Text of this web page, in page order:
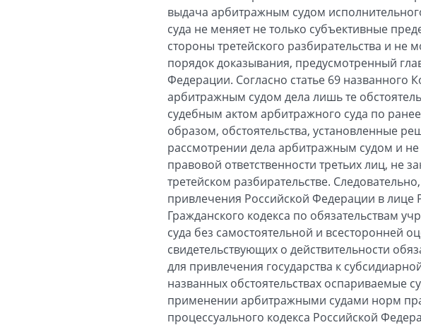
выдача арбитражным судом
суда не меняет не только субъективные
стороны третейского разбирательства и не
порядок доказывания, предусмотренный
Федерации. Согласно статье 69 названного
арбитражным судом дела лишь те
судебным актом арбитражного суда по
образом, обстоятельства, установленные
рассмотрении дела арбитражным судом и
правовой ответственности третьих лиц, не
третейском разбирательстве.
привлечения Российской Федерации в лице
Гражданского кодекса по обязательствам
суда без самостоятельной и всесторонней
свидетельствующих о действительности
для привлечения государства к
названных обстоятельствах оспариваемые
применении арбитражными судами норм
процессуального кодекса Российской